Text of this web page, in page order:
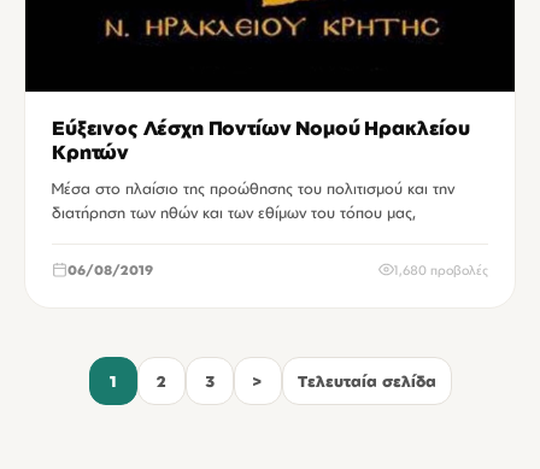
Εύξεινος Λέσχη Ποντίων Νομού Ηρακλείου
Κρητών
Mέσα στo πλαίσιo της προώθησης του πολιτισμού και την
διατήρηση των ηθών και των εθίμων του τόπου μας,
06/08/2019 1,680 προβολές
1 2 3 > Τελευταία σελίδα